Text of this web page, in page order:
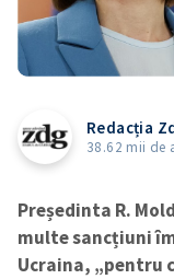
Redacția
38.62 mii de
Președinta R.
multe sancțiuni
Ucraina, „pentru